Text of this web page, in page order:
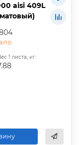
aisi 409L
1 листа, кг: